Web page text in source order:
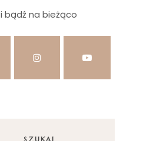
i bądź na bieżąco
SZUKAJ